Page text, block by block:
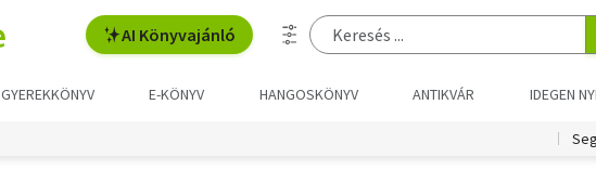
AI Könyvajánló
GYEREKKÖNYV E-KÖNYV HANGOSKÖNYV ANTIKVÁR IDEGEN